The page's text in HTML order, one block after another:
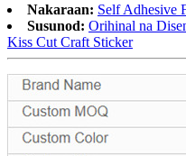
Nakaraan: Self Adhesive
Susunod: Orihinal na
Kiss Cut Craft Sticker